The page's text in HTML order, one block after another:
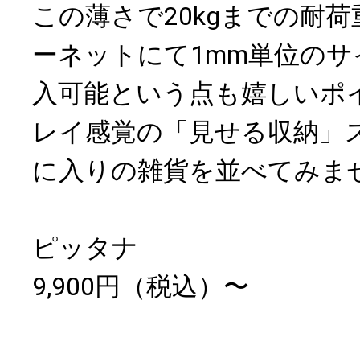
この薄さで20kgまでの耐
ーネットにて1mm単位の
入可能という点も嬉しいポ
レイ感覚の「見せる収納」
に入りの雑貨を並べてみま
ピッタナ
9,900円（税込）〜